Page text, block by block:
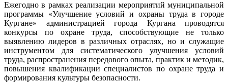
Ежегодно в рамках реализации мероприятий муниципальной
программы «Улучшение условий и охраны труда в городе
Кургане» администрацией города Кургана проводятся
конкурсы по охране труда, способствующие не только
выявлению лидеров в различных отраслях, но и служащие
инструментом для систематического улучшения условий
труда, распространения передового опыта, практик и методик,
повышения квалификации специалистов по охране труда и
формирования культуры безопасности.